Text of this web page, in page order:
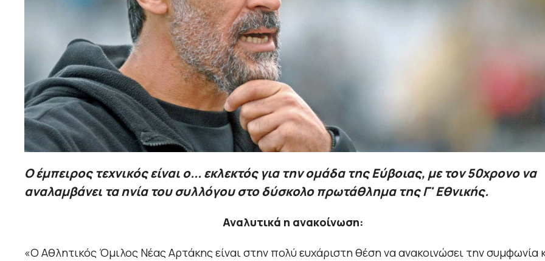
Ο έμπειρος τεχνικός είναι ο... εκλεκτός για την ομάδα της Εύβοιας, με τον 50χρονο να
αναλαμβάνει τα ηνία του συλλόγου στο δύσκολο πρωτάθλημα της Γ' Εθνικής.
Αναλυτικά η ανακοίνωση:
«Ο Αθλητικός Όμιλος Νέας Αρτάκης είναι στην πολύ ευχάριστη θέση να ανακοινώσει την συμφωνία